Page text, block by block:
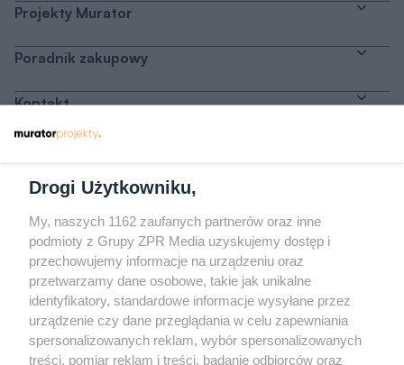
Projekty Murator
Poradnik zakupowy
Kontakt
Odwiedź grupę na Facebooku
Gdybym budował drugi raz - mądry Polak
przed budową
Forum Muratora
Drogi Użytkowniku,
My, naszych 1162 zaufanych partnerów oraz inne
podmioty z Grupy ZPR Media uzyskujemy dostęp i
przechowujemy informacje na urządzeniu oraz
przetwarzamy dane osobowe, takie jak unikalne
identyfikatory, standardowe informacje wysyłane przez
urządzenie czy dane przeglądania w celu zapewniania
spersonalizowanych reklam, wybór spersonalizowanych
treści, pomiar reklam i treści, badanie odbiorców oraz